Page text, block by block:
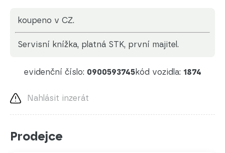
koupeno v CZ.
servisní knížka, platná STK, první majitel.
evidenční číslo: 0900593745kód vozidla: 1874
Nahlásit inzerát
Prodejce